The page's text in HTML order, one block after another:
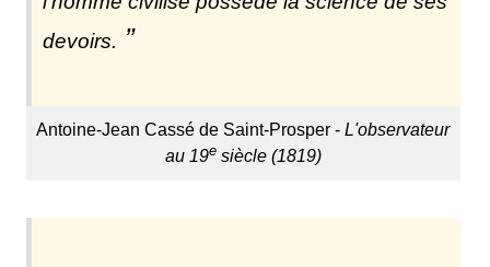
devoirs.
Antoine-Jean Cassé de Saint-Prosper -L'observateur
au 19esiècle (1819)